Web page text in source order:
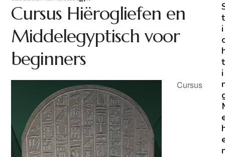
Cursus Hiërogliefen en
Middelegyptisch voor
beginners
Cursus
t
i
t
i